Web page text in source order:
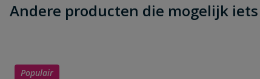
Andere producten die mogelijk
Populair